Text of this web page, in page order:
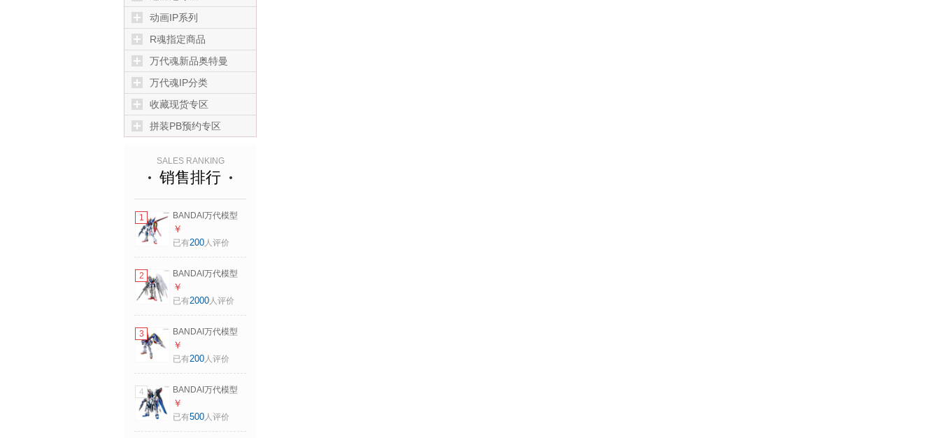
动画IP系列
R魂指定商品
万代魂新品奥特曼
万代魂IP分类
收藏现货专区
拼装PB预约专区
SALES RANKING
销售排行
1
BANDAI万代模型
HGCE 1/144
FORCE 脉冲高
￥
已有200人评价
2
BANDAI万代模型
RG 1/144 零式飞翼
高达EW/GUNDAM
￥
已有2000人评价
3
BANDAI万代模型
MG 1/100 飞翼高达
KA版 /Gundam
￥
已有200人评价
4
BANDAI万代模型
HG 1/144 突击自由
高达 GUNDAM
￥
已有500人评价